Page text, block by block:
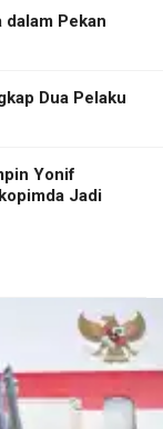
dalam Pekan
Dua Pelaku
Yonif
Jadi